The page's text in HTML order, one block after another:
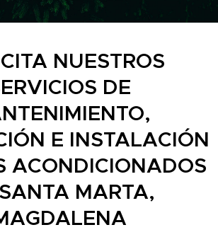
NUESTROS
DE
E INSTALACIÓN
ACONDICIONADOS
MARTA,